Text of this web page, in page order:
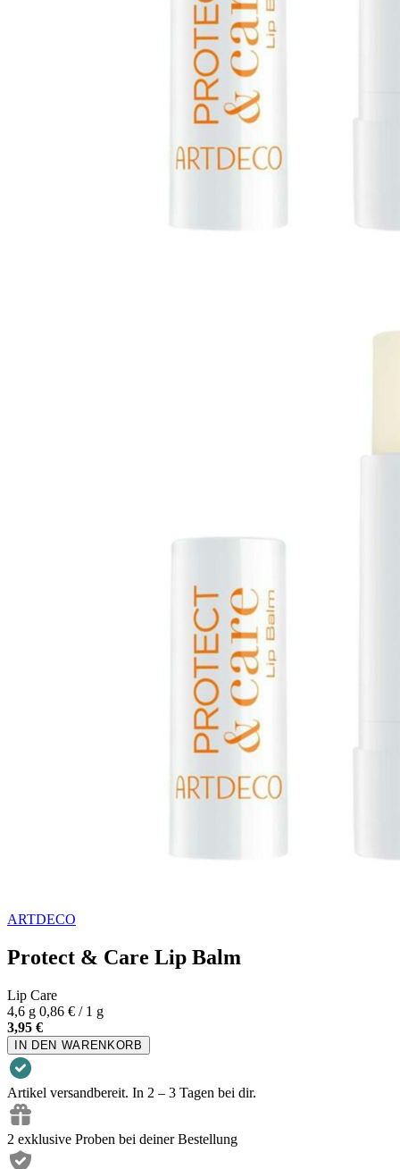
ARTDECO
Protect & Care Lip Balm
Lip Care
4,6 g 0,86 € / 1 g
3,95 €
IN DEN WARENKORB
Artikel versandbereit. In 2 – 3 Tagen bei dir.
2 exklusive Proben bei deiner Bestellung